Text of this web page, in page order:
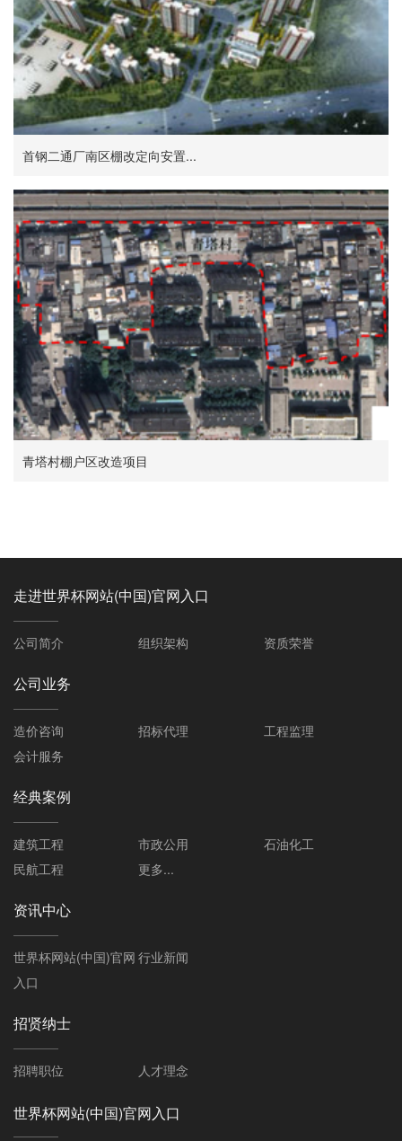
首钢二通厂南区棚改定向安置...
青塔村棚户区改造项目
走进世界杯网站(中国)官网入口
公司简介 组织架构 资质荣誉
公司业务
造价咨询 招标代理
工程监理
会计服务
经典案例
建筑工程 市政公用
石油化工
民航工程
更多...
资讯中心
世界杯网站(中国)官网
入口
行业新闻
招贤纳士
招聘职位 人才理念
世界杯网站(中国)官网入口